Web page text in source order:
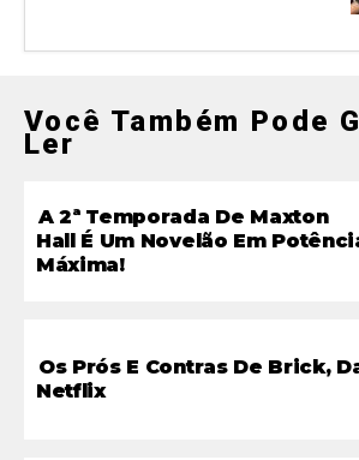
Você Também Pode
Ler
A 2ª Temporada De Maxton
Hall É Um Novelão Em
Máxima!
Os Prós E Contras De Brick,
Netflix